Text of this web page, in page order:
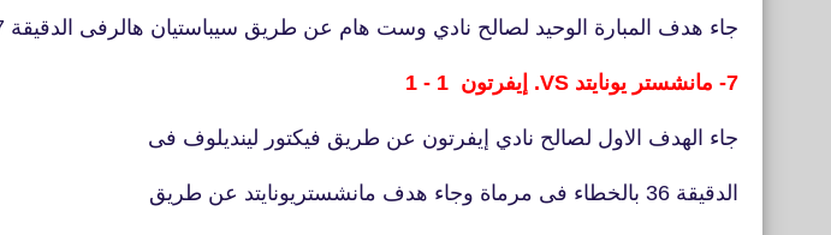
جاء هدف المبارة الوحيد لصالح نادي وست هام عن طريق سيباستيان هالرفى الدقيقة 37
7- مانشستر يونايتد VS. إيفرتون 1 - 1
جاء الهدف الاول لصالح نادي إيفرتون عن طريق فيكتور لينديلوف فى
الدقيقة 36 بالخطاء فى مرماة وجاء هدف مانشستريونايتد عن طريق